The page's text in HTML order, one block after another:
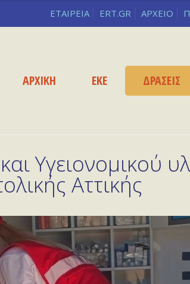
ΕΤΑΙΡΕΙΑ ERT.GR ΑΡΧΕΙΟ
ΑΡΧΙΚΗ ΕΚΕ ΔΡΑΣΕΙΣ
Υγειονομικού
Αττικής